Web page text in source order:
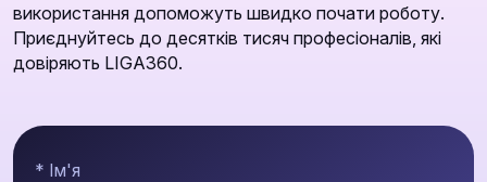
використання допоможуть швидко почати роботу.
Приєднуйтесь до десятків тисяч професіоналів, які
довіряють LIGA360.
* Ім'я